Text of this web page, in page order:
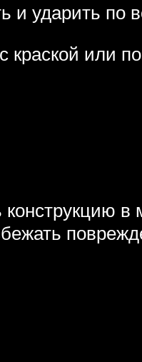
и ударить по
или
в